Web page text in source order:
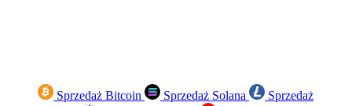
Sprzedaż Bitcoin Sprzedaż Solana
Sprzedaż